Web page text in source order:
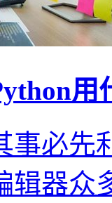
用
事必先
辑器众